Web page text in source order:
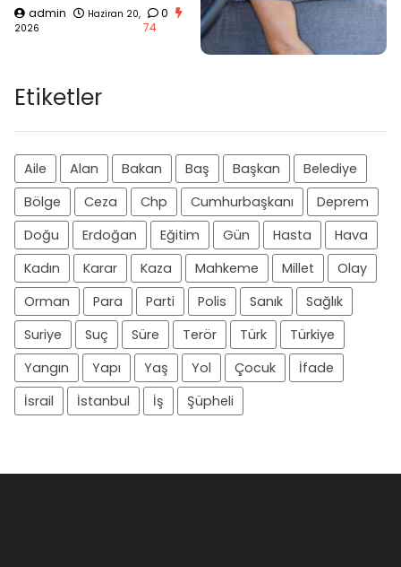
admin
Haziran 20,
2026
0
74
Etiketler
Aile Alan Bakan Baş Başkan
Belediye
Bölge
Ceza Chp Cumhurbaşkanı
Deprem
Doğu
Erdoğan Eğitim Gün Hasta
Hava
Kadın
Karar Kaza Mahkeme Millet
Olay
Orman
Para Parti Polis Sanık
Sağlık
Suriye
Suç Süre Terör Türk
Türkiye
Yangın
Yapı Yaş Yol Çocuk
İfade
İsrail
İstanbul İş Şüpheli